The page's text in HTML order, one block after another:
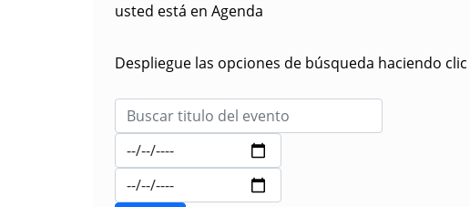
usted está en Agenda
Despliegue las opciones de búsqueda haciendo